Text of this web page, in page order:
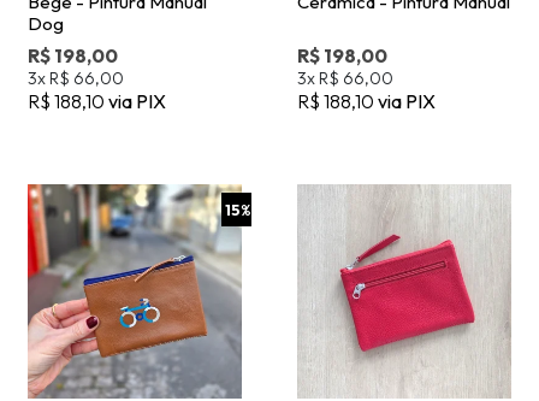
Dog
R$ 198,00
3x R$ 66,00
R$ 188,10 via PIX
R$ 198,00
3x R$ 66,00
R$ 188,10 via PIX
15%